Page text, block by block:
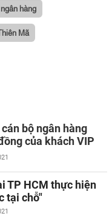
hàng
Mã
bộ ngân hàng
của khách VIP
TP HCM thực hiện
tại chỗ"